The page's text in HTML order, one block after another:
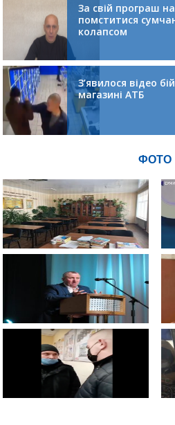
За свій програш
помститися
колапсом
З’явилося відео
магазині АТБ
ФОТО